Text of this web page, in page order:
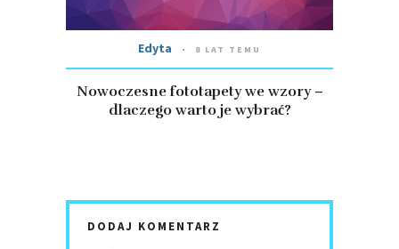
Edyta 8 LAT TEMU
Nowoczesne fototapety we wzory –
dlaczego warto je wybrać?
DODAJ KOMENTARZ